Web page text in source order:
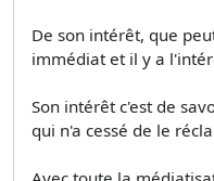
De son intérêt, que
immédiat et il y a
Son intérêt c'est de
qui n'a cessé de le